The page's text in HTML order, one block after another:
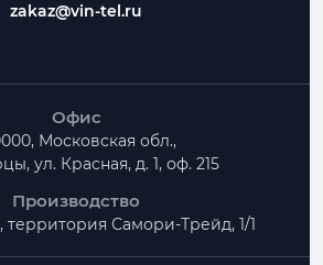
zakaz@vin-tel.ru
Офис
Московская обл.,
ул. Красная, д. 1, оф. 215
Производство
территория Самори-Трейд, 1/1